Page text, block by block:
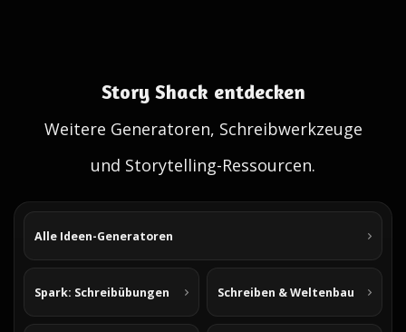
Story Shack entdecken
Weitere Generatoren, Schreibwerkzeuge
und Storytelling-Ressourcen.
Alle Ideen-Generatoren
Spark: Schreibübungen Schreiben & Weltenbau